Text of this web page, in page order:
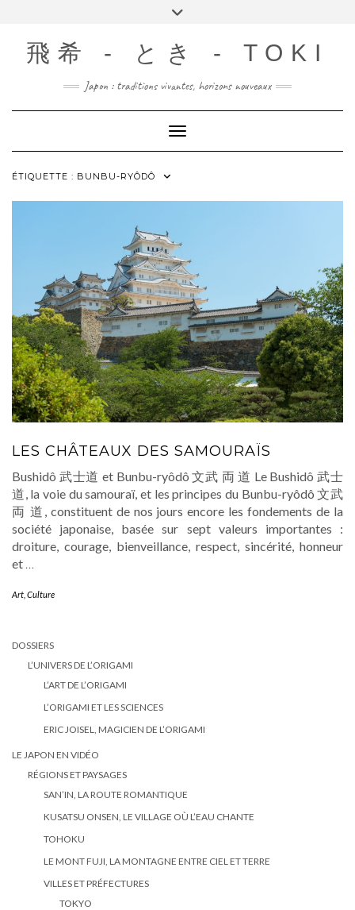
content飛希 - とき - TOKI
Japon : traditions vivantes, horizons nouveaux
Toggle Navigation
ÉTIQUETTE : BUNBU-RYÔDÔ
LES CHÂTEAUX DES SAMOURAÏS
Bushidô 武士道 et Bunbu-ryôdô 文武 両 道 Le Bushidô 武士
道, la voie du samouraï, et les principes du Bunbu-ryôdô 文武
両 道, constituent de nos jours encore les fondements de la
société japonaise, basée sur sept valeurs importantes :
droiture, courage, bienveillance, respect, sincérité, honneur
et
Art Culture
DOSSIERS
L’UNIVERS DE L’ORIGAMI
L’ART DE L’ORIGAMI
L’ORIGAMI ET LES SCIENCES
ERIC JOISEL, MAGICIEN DE L’ORIGAMI
LE JAPON EN VIDÉO
RÉGIONS ET PAYSAGES
SAN’IN, LA ROUTE ROMANTIQUE
KUSATSU ONSEN, LE VILLAGE OÙ L’EAU CHANTE
TOHOKU
LE MONT FUJI, LA MONTAGNE ENTRE CIEL ET TERRE
VILLES ET PRÉFECTURES
TOKYO